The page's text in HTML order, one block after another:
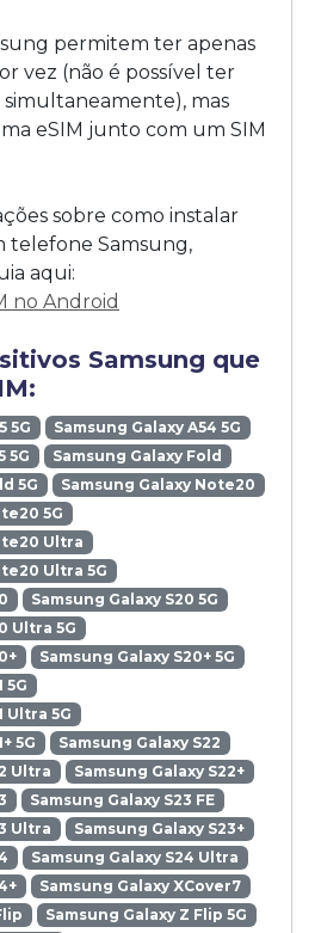
permitem ter apenas
vez (não é possível ter
simultaneamente), mas
eSIM junto com um SIM
sobre como instalar
telefone Samsung,
aqui:
no Android
Samsung que
5G
Samsung Galaxy A54 5G
5G
Samsung Galaxy Fold
5G
Samsung Galaxy Note20
5G
Ultra
Ultra 5G
Samsung Galaxy S20 5G
Ultra 5G
Samsung Galaxy S20+ 5G
5G
Ultra 5G
5G
Samsung Galaxy S22
Ultra
Samsung Galaxy S22+
Samsung Galaxy S23 FE
Ultra
Samsung Galaxy S23+
Samsung Galaxy S24 Ultra
Samsung Galaxy XCover7
Samsung Galaxy Z Flip 5G